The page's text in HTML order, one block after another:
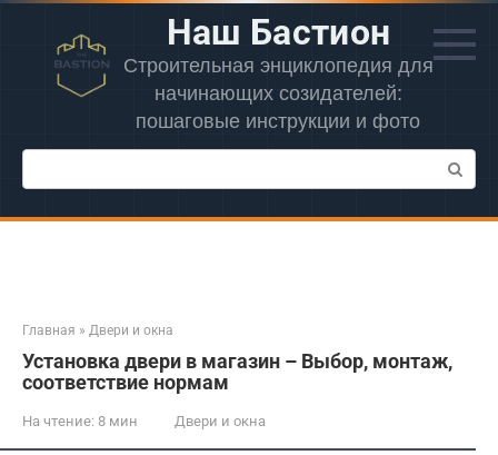
Перейти
контенту
Наш Бастион
Строительная энциклопедия для
начинающих созидателей:
пошаговые инструкции и фото
Поиск:
Главная » Двери и окна
Установка двери в магазин – Выбор, монтаж,
соответствие нормам
На чтение: 8 мин Двери и окна